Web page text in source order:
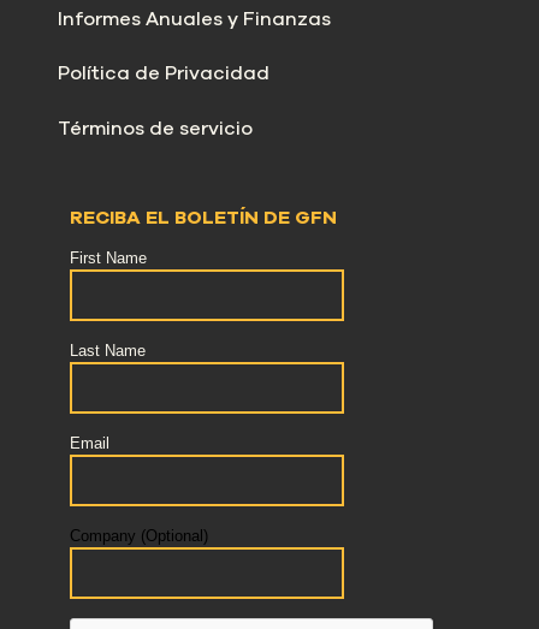
Informes Anuales y Finanzas
Política de Privacidad
Términos de servicio
RECIBA EL BOLETÍN DE GFN